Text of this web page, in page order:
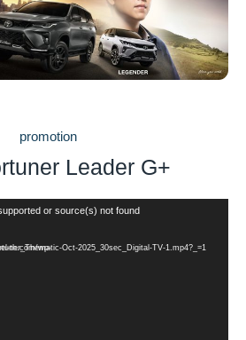
promotion
Leader G+
or source(s) not found
uploads/2025/10/RP_Fortuner_Thematic-Oct-2025_30sec_Digital-TV-1.mp4?_=1